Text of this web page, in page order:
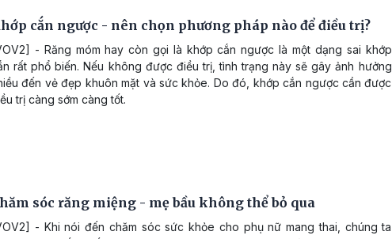
cắn ngược - nên chọn phương pháp nào để điều trị?
- Răng móm hay còn gọi là khớp cắn ngược là một dạng sai khớp
rất phổ biến. Nếu không được điều trị, tình trạng này sẽ gây ảnh hưởng
đến vẻ đẹp khuôn mặt và sức khỏe. Do đó, khớp cắn ngược cần được
trị càng sớm càng tốt.
sóc răng miệng - mẹ bầu không thể bỏ qua
- Khi nói đến chăm sóc sức khỏe cho phụ nữ mang thai, chúng ta